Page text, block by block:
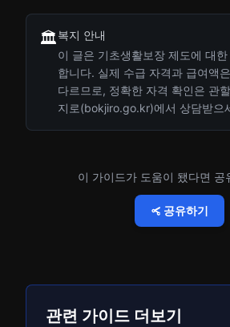
🏛️복지 안내
이 글은 기초생활보장 제도에 대
합니다. 실제 수급 자격과 급여액
다르므로, 정확한 자격 확인은 관
지로(bokjiro.go.kr)에서 상담받으
이 가이드가 도움이 됐다면 공
공유하기
관련 가이드 더보기